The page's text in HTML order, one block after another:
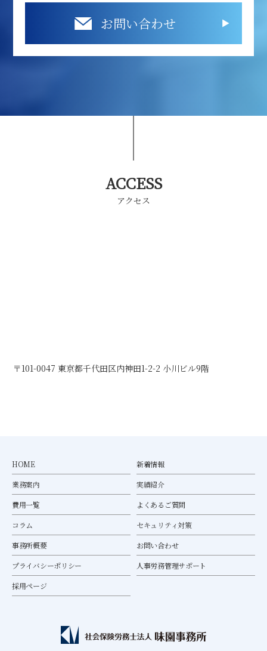
お問い合わせ
ACCESS
アクセス
〒101-0047 東京都千代田区内神田1-2-2 小川ビル9階
HOME
新着情報
業務案内
実績紹介
費用一覧
よくあるご質問
コラム
セキュリティ対策
事務所概要
お問い合わせ
プライバシーポリシー
人事労務管理サポート
採用ページ